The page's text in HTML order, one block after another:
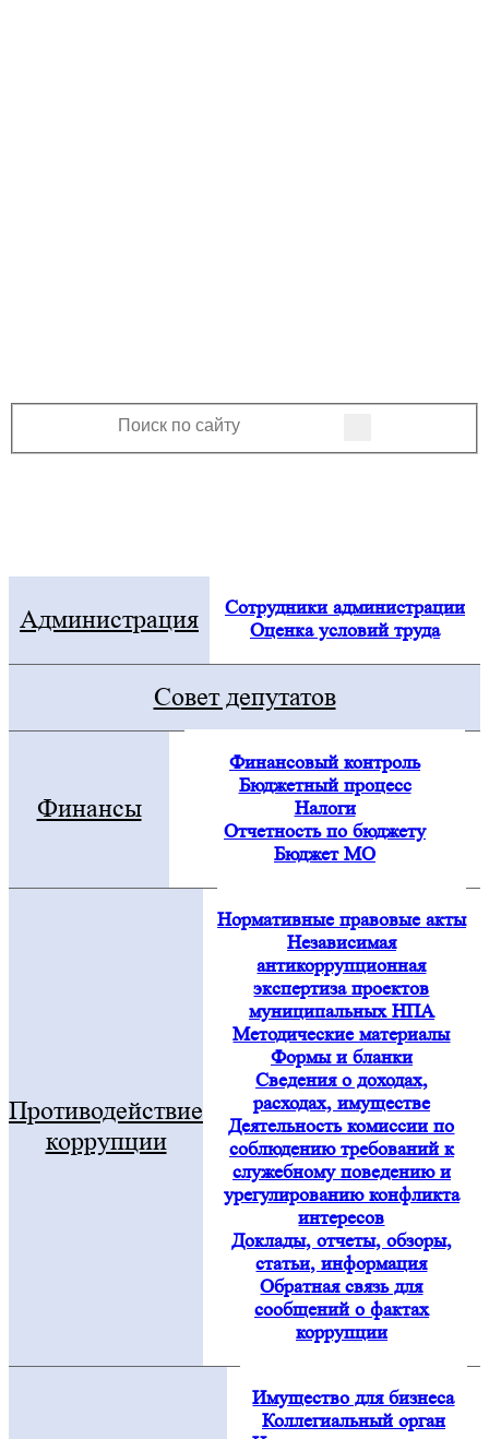
Администрация
Сотрудники администрации
Оценка условий труда
Совет депутатов
Финансы
Финансовый контроль
Бюджетный процесс
Налоги
Отчетность по бюджету
Бюджет МО
Противодействие
коррупции
Нормативные правовые акты
Независимая
антикоррупционная
экспертиза проектов
муниципальных НПА
Методические материалы
Формы и бланки
Сведения о доходах,
расходах, имуществе
Деятельность комиссии по
соблюдению требований к
служебному поведению и
урегулированию конфликта
интересов
Доклады, отчеты, обзоры,
статьи, информация
Обратная связь для
сообщений о фактах
коррупции
Имущество для бизнеса
Коллегиальный орган